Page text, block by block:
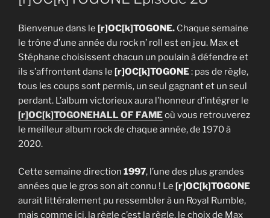
Bienvenue dans le [r]OC[k]TOGONE. Chaque semaine
le trône d’une année du rock n’ roll est en jeu. Max et
Stéphane choisissent chacun un poulain à défendre et
ils s’affrontent dans le [r]OC[k]TOGONE: pas de règle,
tous les coups sont permis, un seul gagnant et un seul
perdant. L’album victorieux aura l’honneur d’intégrer le
[r]OC[k]TOGONEHALL OF FAMEoù vous retrouverez
le meilleur album rock de chaque année, de 1970 à
2020.
Cette semaine direction 1997, l’une des plus grandes
années que le gros son ait connu ! Le [r]OC[k]TOGONE
aurait littéralement pu ressembler à un Royal Rumble,
mais comme ici, la règle c’est la règle, le choix de Max